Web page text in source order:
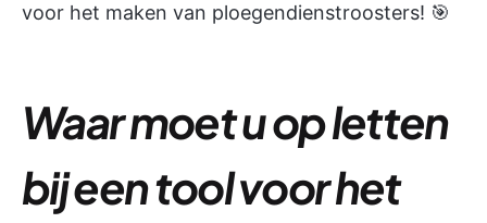
voor het maken van ploegendienstroosters! 🎯
Waar moet u op letten
bij een tool voor het